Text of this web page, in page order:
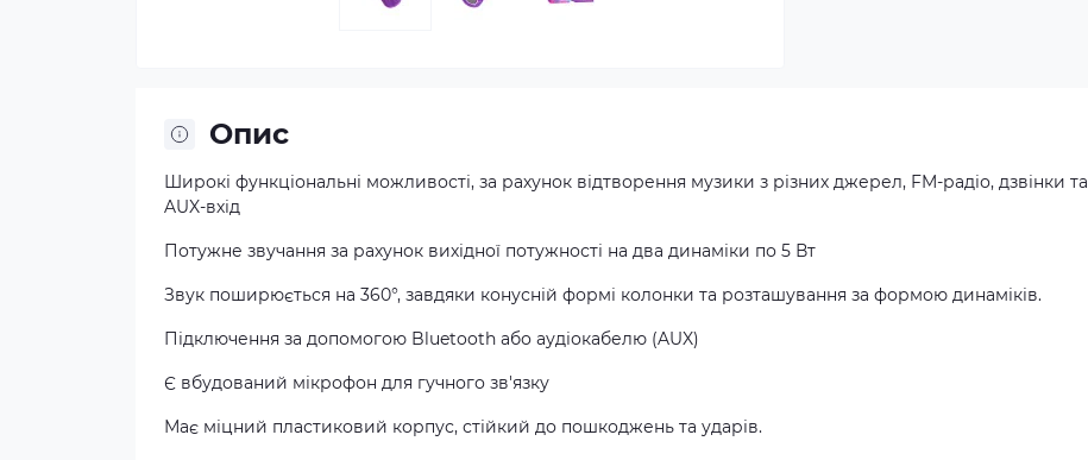
Опис
Широкі функціональні можливості, за рахунок відтворення музики з різних джерел, FM-радіо, дзвінки та
AUX-вхід
Потужне звучання за рахунок вихідної потужності на два динаміки по 5 Вт
Звук поширюється на 360°, завдяки конусній формі колонки та розташування за формою динаміків.
Підключення за допомогою Bluetooth або аудіокабелю (AUX)
Є вбудований мікрофон для гучного зв'язку
Має міцний пластиковий корпус, стійкий до пошкоджень та ударів.